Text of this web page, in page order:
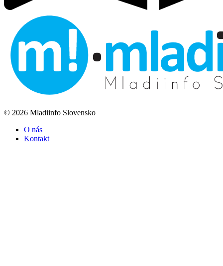
© 2026 Mladiinfo Slovensko
O nás
Kontakt